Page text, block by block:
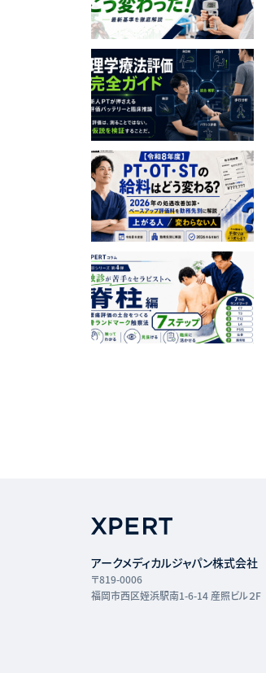
アークメディカルジャパン株式会社
〒819-0006
福岡市西区姪浜駅南1-6-14 産照ビル２F